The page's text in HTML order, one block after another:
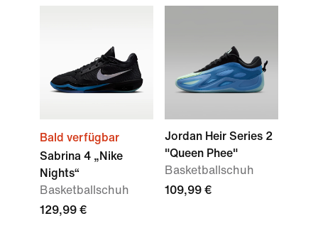
Bald verfügbar
Sabrina 4 „Nike
Nights“
Basketballschuh
129,99 €
Jordan Heir Series 2
"Queen Phee"
Basketballschuh
109,99 €